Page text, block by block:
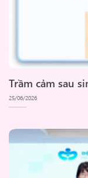
Trầm cảm sau
25/06/2026